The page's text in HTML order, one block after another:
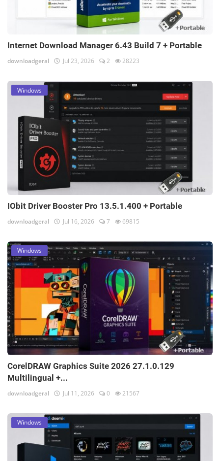
Internet Download Manager 6.43 Build 7 + Portable
downloadgeral Jul 23, 2026 2 28223
Windows
IObit Driver Booster Pro 13.5.1.400 + Portable
downloadgeral Jul 16, 2026 7 69815
Windows
CorelDRAW Graphics Suite 2026 27.1.0.129
Multilingual +...
downloadgeral Jul 11, 2026 0 21567
Windows